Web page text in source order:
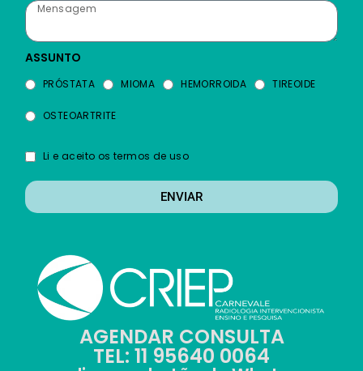
ASSUNTO
PRÓSTATA MIOMA HEMORROIDA TIREOIDE
OSTEOARTRITE
Li e aceito os termos de uso
ENVIAR
AGENDAR CONSULTA
TEL: 11 95640 0064